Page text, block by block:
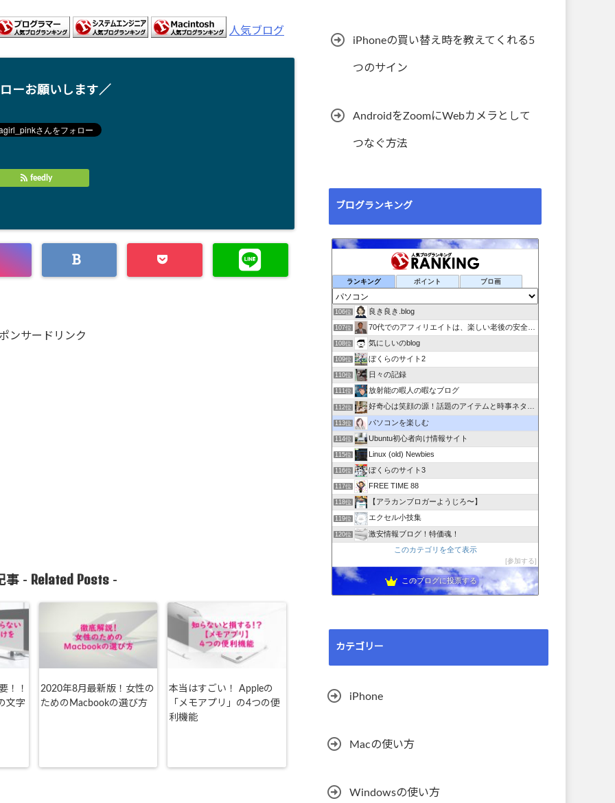
人気ブログ
ーお願いします／
feedly
ンサードリンク
事 - Related Posts-
！！
文字
2020年8月最新版！女性の
ためのMacbookの選び方
本当はすごい！ Appleの
「メモアプリ」の4つの便
利機能
iPhoneの買い替え時を教えてくれる5
つのサイン
AndroidをZoomにWebカメラとして
つなぐ方法
ブログランキング
ランキング ポイント ブロ画
106位 良き良き.blog
107位 70代でのアフィリエイトは、楽しい老後の安全保障！!
108位 気にしいのblog
109位 ぼくらのサイト2
110位 日々の記録
111位 放射能の暇人の暇なブログ
112位 好奇心は笑顔の源！話題のアイテムと時事ネタ日記
113位 パソコンを楽しむ
114位 Ubuntu初心者向け情報サイト
115位 Linux (old) Newbies
116位 ぼくらのサイト3
117位 FREE TIME 88
118位 【アラカンブロガーようじろ〜】
119位 エクセル小技集
120位
激安情報ブログ！特価魂！
このカテゴリを全て表示
参加する
このブログに投票する
カテゴリー
iPhone
Macの使い方
Windowsの使い方